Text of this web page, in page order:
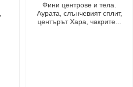
Фини центрове и тела.
Аурата, слънчевият сплит,
центърът Хара, чакрите...